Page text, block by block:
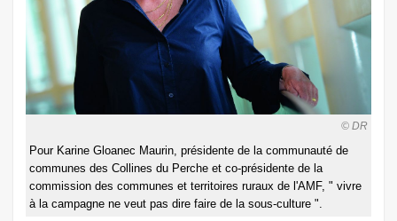
© DR
Pour Karine Gloanec Maurin, présidente de la communauté de
communes des Collines du Perche et co-présidente de la
commission des communes et territoires ruraux de l'AMF, " vivre
à la campagne ne veut pas dire faire de la sous-culture ".